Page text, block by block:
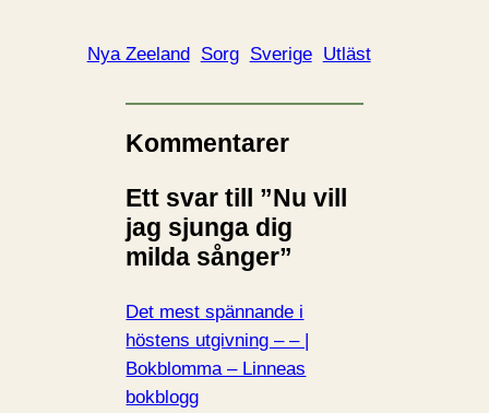
Nya Zeeland Sorg Sverige Utläst
Kommentarer
Ett svar till ”Nu vill
jag sjunga dig
milda sånger”
Det mest spännande i
höstens utgivning – – |
Bokblomma – Linneas
bokblogg